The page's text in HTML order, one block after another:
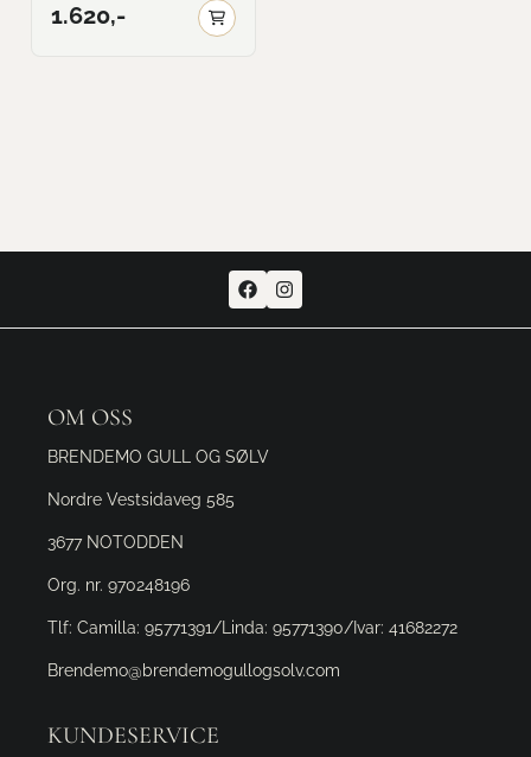
Svalegangen i Heddal
1.620,-
OM OSS
BRENDEMO GULL OG SØLV
Nordre Vestsidaveg 585
3677 NOTODDEN
Org. nr. 970248196
Tlf: Camilla: 95771391/Linda: 95771390/Ivar: 41682272
Brendemo@brendemogullogsolv.com
KUNDESERVICE